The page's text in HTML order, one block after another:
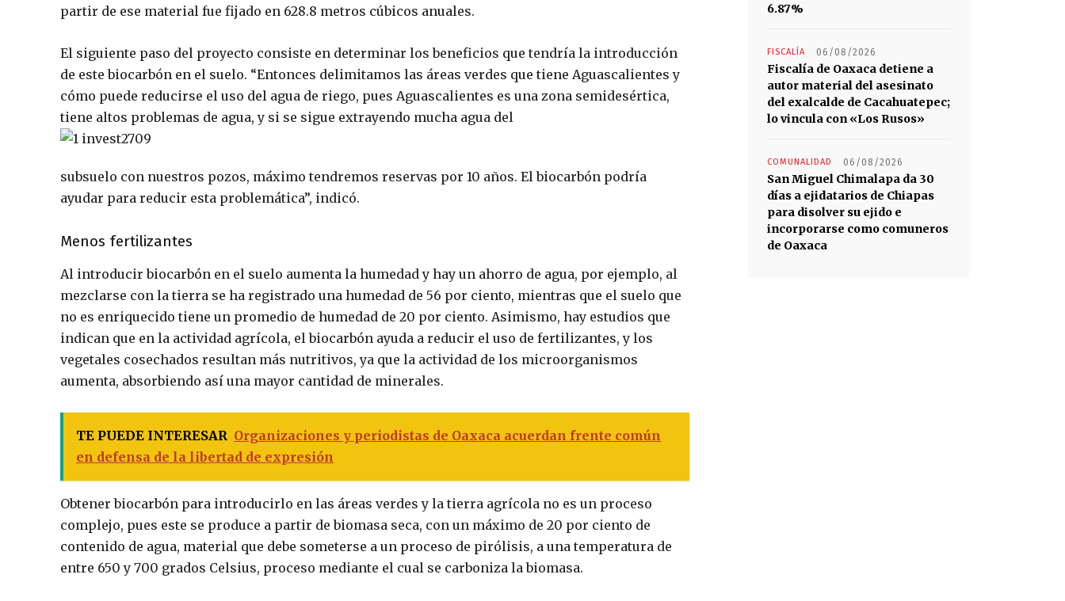
partir de ese material fue fijado en 628.8 metros cúbicos anuales.
El siguiente paso del proyecto consiste en determinar los beneficios que tendría la introducción
de este biocarbón en el suelo. “Entonces delimitamos las áreas verdes que tiene Aguascalientes y
cómo puede reducirse el uso del agua de riego, pues Aguascalientes es una zona semidesértica,
tiene altos problemas de agua, y si se sigue extrayendo mucha agua del
subsuelo con nuestros pozos, máximo tendremos reservas por 10 años. El biocarbón podría
ayudar para reducir esta problemática”, indicó.
Menos fertilizantes
Al introducir biocarbón en el suelo aumenta la humedad y hay un ahorro de agua, por ejemplo, al
mezclarse con la tierra se ha registrado una humedad de 56 por ciento, mientras que el suelo que
no es enriquecido tiene un promedio de humedad de 20 por ciento. Asimismo, hay estudios que
indican que en la actividad agrícola, el biocarbón ayuda a reducir el uso de fertilizantes, y los
vegetales cosechados resultan más nutritivos, ya que la actividad de los microorganismos
aumenta, absorbiendo así una mayor cantidad de minerales.
TE PUEDE INTERESAR Organizaciones y periodistas de Oaxaca acuerdan frente común
en defensa de la libertad de expresión
Obtener biocarbón para introducirlo en las áreas verdes y la tierra agrícola no es un proceso
complejo, pues este se produce a partir de biomasa seca, con un máximo de 20 por ciento de
contenido de agua, material que debe someterse a un proceso de pirólisis, a una temperatura de
entre 650 y 700 grados Celsius, proceso mediante el cual se carboniza la biomasa.
6.87%
FISCALÍA 06/08/2026
Fiscalía de Oaxaca detiene a
autor material del asesinato
del exalcalde de Cacahuatepec;
lo vincula con «Los Rusos»
COMUNALIDAD 06/08/2026
San Miguel Chimalapa da 30
días a ejidatarios de Chiapas
para disolver su ejido e
incorporarse como comuneros
de Oaxaca